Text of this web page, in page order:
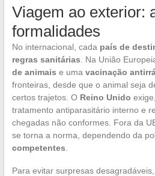
Viagem ao exterior:
formalidades
No internacional, cada país de
regras sanitárias . Na União
de animais e uma vacinação
fronteiras, desde que o animal seja
certos trajetos. O Reino Unido
tratamento antiparasitário interno e
chegadas não conformes. Fora da
se torna a norma, dependendo da
competentes
Para evitar surpresas